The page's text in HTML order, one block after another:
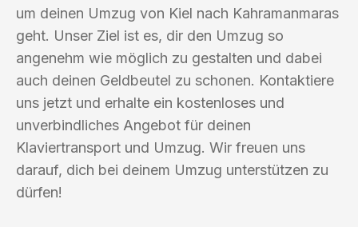
um deinen Umzug von Kiel nach Kahramanmaras
geht. Unser Ziel ist es, dir den Umzug so
angenehm wie möglich zu gestalten und dabei
auch deinen Geldbeutel zu schonen. Kontaktiere
uns jetzt und erhalte ein kostenloses und
unverbindliches Angebot für deinen
Klaviertransport und Umzug. Wir freuen uns
darauf, dich bei deinem Umzug unterstützen zu
dürfen!